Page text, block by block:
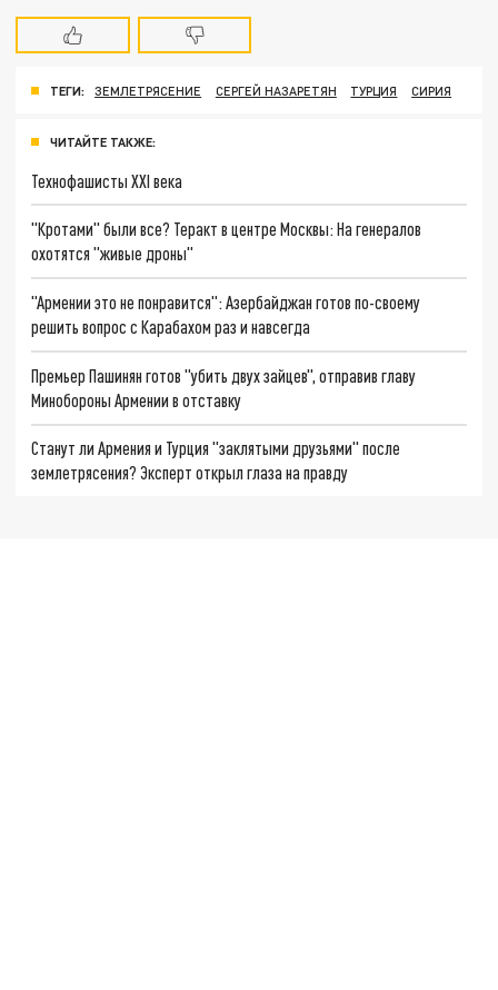
ТЕГИ: ЗЕМЛЕТРЯСЕНИЕ СЕРГЕЙ НАЗАРЕТЯН ТУРЦИЯ СИРИЯ
ЧИТАЙТЕ ТАКЖЕ:
Технофашисты XXI века
"Кротами" были все? Теракт в центре Москвы: На генералов
охотятся "живые дроны"
"Армении это не понравится": Азербайджан готов по-своему
решить вопрос с Карабахом раз и навсегда
Премьер Пашинян готов "убить двух зайцев", отправив главу
Минобороны Армении в отставку
Станут ли Армения и Турция "заклятыми друзьями" после
землетрясения? Эксперт открыл глаза на правду